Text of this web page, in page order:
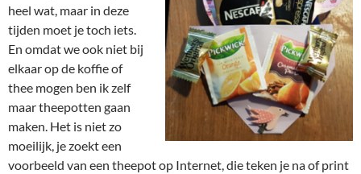
heel wat, maar in deze
tijden moet je toch iets.
En omdat we ook niet bij
elkaar op de koffie of
thee mogen ben ik zelf
maar theepotten gaan
maken. Het is niet zo
moeilijk, je zoekt een
voorbeeld van een theepot op Internet, die teken je na of print